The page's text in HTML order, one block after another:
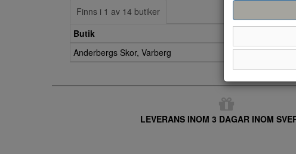
Finns i 1 av 14 butiker
Butik
Anderbergs Skor, Varberg
LEVERANS INOM 3 DAGAR INOM